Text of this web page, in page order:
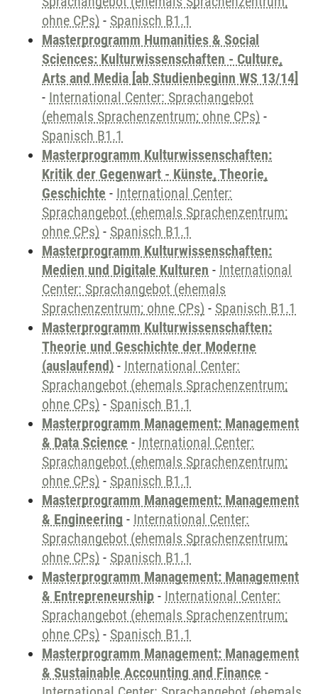
ohne CPs) - Spanisch B1.1
Masterprogramm Humanities & Social
Sciences: Kulturwissenschaften - Culture,
Arts and Media [ab Studienbeginn WS 13/14]
- International Center: Sprachangebot
(ehemals Sprachenzentrum; ohne CPs) -
Spanisch B1.1
Masterprogramm Kulturwissenschaften:
Kritik der Gegenwart - Künste, Theorie,
Geschichte - International Center:
Sprachangebot (ehemals Sprachenzentrum;
ohne CPs) - Spanisch B1.1
Masterprogramm Kulturwissenschaften:
Medien und Digitale Kulturen - International
Center: Sprachangebot (ehemals
Sprachenzentrum; ohne CPs) - Spanisch B1.1
Masterprogramm Kulturwissenschaften:
Theorie und Geschichte der Moderne
(auslaufend) - International Center:
Sprachangebot (ehemals Sprachenzentrum;
ohne CPs) - Spanisch B1.1
Masterprogramm Management: Management
& Data Science - International Center:
Sprachangebot (ehemals Sprachenzentrum;
ohne CPs) - Spanisch B1.1
Masterprogramm Management: Management
& Engineering - International Center:
Sprachangebot (ehemals Sprachenzentrum;
ohne CPs) - Spanisch B1.1
Masterprogramm Management: Management
& Entrepreneurship - International Center:
Sprachangebot (ehemals Sprachenzentrum;
ohne CPs) - Spanisch B1.1
Masterprogramm Management: Management
& Sustainable Accounting and Finance -